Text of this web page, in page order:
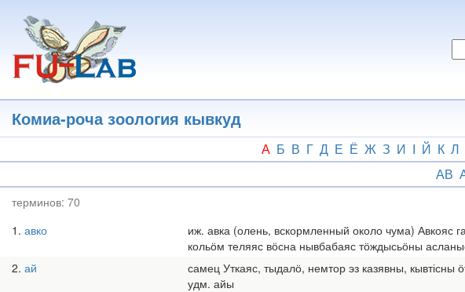
основному
содержанию
Комиа-роча зоология кывкуд
А Б В Г Д Е Ё Ж З И І Й К Л
АВ
терминов: 70
1 авко
иж. авка (олень, вскормленный около чума)
кольӧм теляяс вӧсна нывбабаяс тӧждысьӧны
2 ай
самец Уткаяс, тыдалӧ, немтор эз казявны,
удм. айы